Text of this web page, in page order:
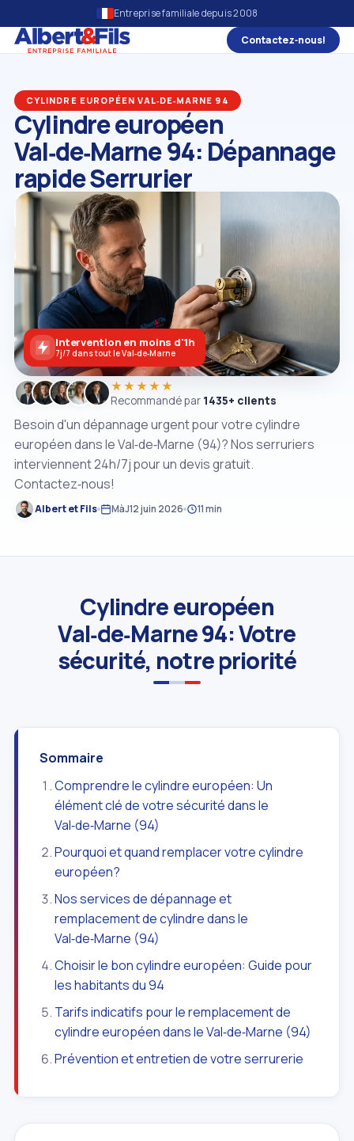
Entreprise familiale depuis 2008
Contactez‑nous!
CYLINDRE EUROPÉEN VAL‑DE‑MARNE 94
Cylindre européen
Val‑de‑Marne 94: Dépannage
rapide Serrurier
Besoin d'un dépannage urgent pour votre cylindre
européen dans le Val‑de‑Marne (94)? Nos serruriers
interviennent 24h/7j pour un devis gratuit.
Contactez‑nous!
Albert et Fils MàJ12 juin 2026 11 min
★★★★★
Recommandé par 1435+ clients
Intervention en moins d'1h
7j/7 dans tout le Val‑de‑Marne
Cylindre européen
Val‑de‑Marne 94: Votre
sécurité, notre priorité
Sommaire
Comprendre le cylindre européen: Un
élément clé de votre sécurité dans le
Val‑de‑Marne (94)
Pourquoi et quand remplacer votre cylindre
européen?
Nos services de dépannage et
remplacement de cylindre dans le
Val‑de‑Marne (94)
Choisir le bon cylindre européen: Guide pour
les habitants du 94
Tarifs indicatifs pour le remplacement de
cylindre européen dans le Val‑de‑Marne (94)
Prévention et entretien de votre serrurerie